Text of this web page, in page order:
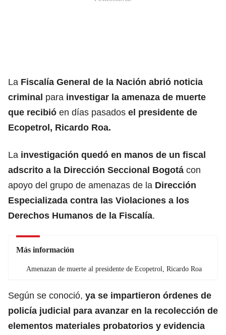
La Fiscalía General de la Nación abrió noticia
criminal para investigar la amenaza de muerte
que recibió en días pasados el presidente de
Ecopetrol, Ricardo Roa.
La investigación quedó en manos de un fiscal
adscrito a la Dirección Seccional Bogotá con
apoyo del grupo de amenazas de la Dirección
Especializada contra las Violaciones a los
Derechos Humanos de la Fiscalía.
Más información
Amenazan de muerte al presidente de Ecopetrol, Ricardo Roa
Según se conoció, ya se impartieron órdenes de
policía judicial para avanzar en la recolección de
elementos materiales probatorios y evidencia